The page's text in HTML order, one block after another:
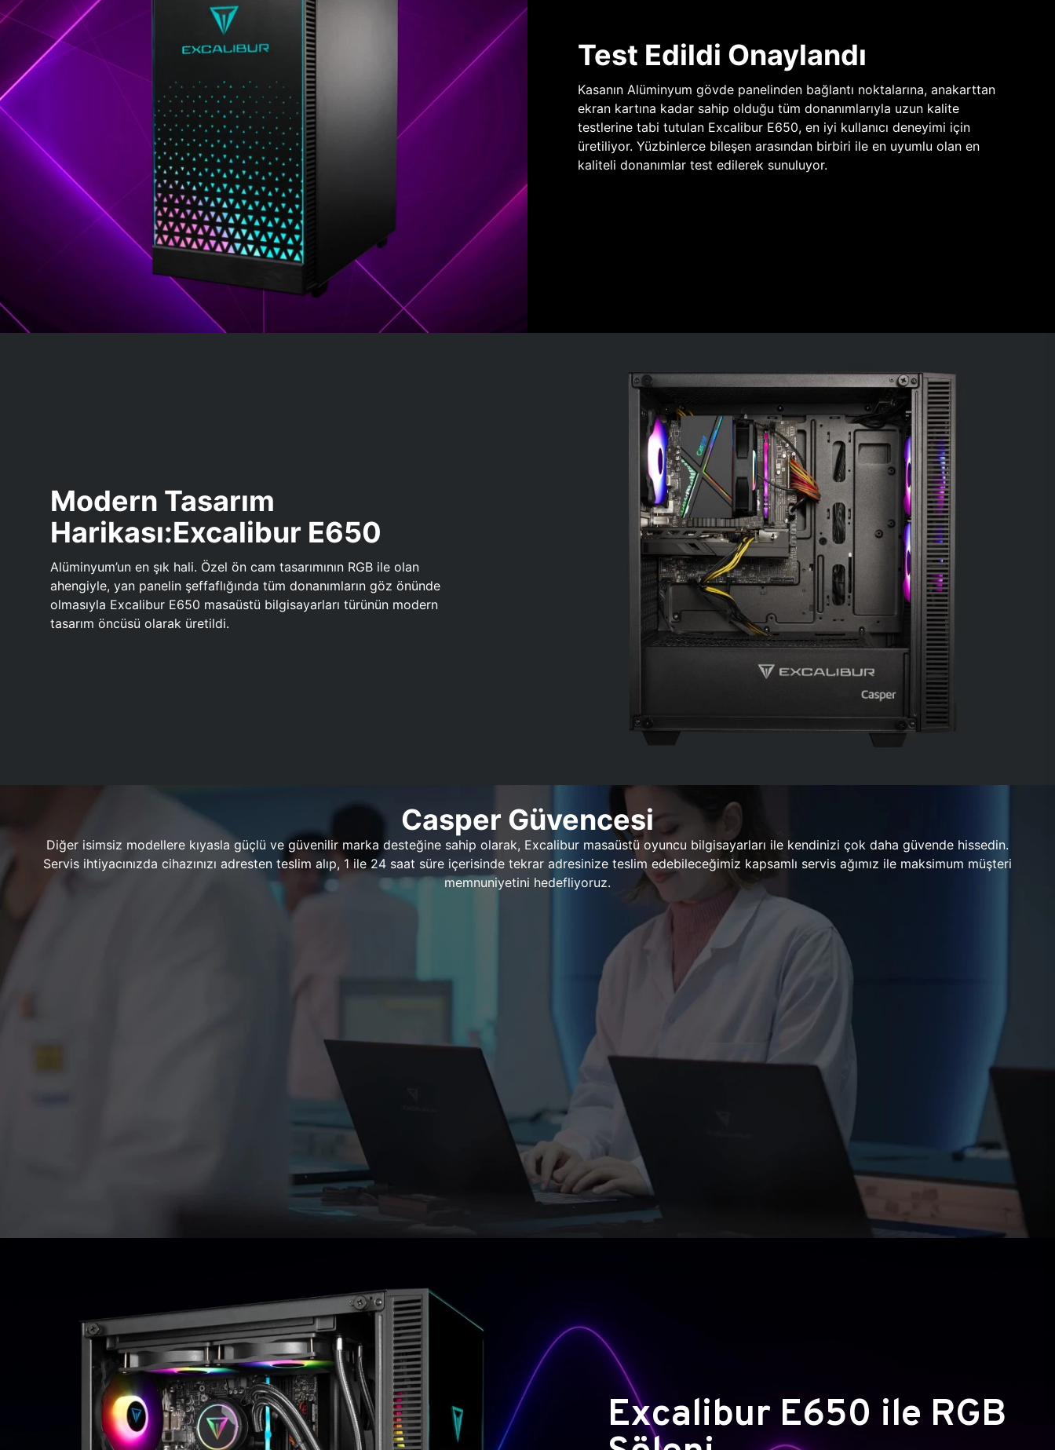
Test Edildi Onaylandı
Kasanın Alüminyum gövde panelinden bağlantı noktalarına, anakarttan
ekran kartına kadar sahip olduğu tüm donanımlarıyla uzun kalite
testlerine tabi tutulan Excalibur E650, en iyi kullanıcı deneyimi için
üretiliyor. Yüzbinlerce bileşen arasından birbiri ile en uyumlu olan en
kaliteli donanımlar test edilerek sunuluyor.
Modern Tasarım
Harikası:Excalibur E650
Alüminyum’un en şık hali. Özel ön cam tasarımının RGB ile olan
ahengiyle, yan panelin şeffaflığında tüm donanımların göz önünde
olmasıyla Excalibur E650 masaüstü bilgisayarları türünün modern
tasarım öncüsü olarak üretildi.
Casper Güvencesi
Diğer isimsiz modellere kıyasla güçlü ve güvenilir marka desteğine sahip olarak, Excalibur masaüstü oyuncu bilgisayarları ile kendinizi çok daha güvende hissedin.
Servis ihtiyacınızda cihazınızı adresten teslim alıp, 1 ile 24 saat süre içerisinde tekrar adresinize teslim edebileceğimiz kapsamlı servis ağımız ile maksimum müşteri
memnuniyetini hedefliyoruz.
Excalibur E650 ile RGB